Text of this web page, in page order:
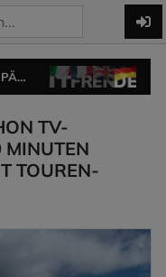
ALPEN-MARATHON „7/6/50“ – ALPENPÄSSE-TOUR ERSTELLEN, BEI DER CHALLENGE MITMACHEN ODER ALPENPÄSSE-POSTER BESTELLEN.
TV-
MINUTEN
TOUREN-